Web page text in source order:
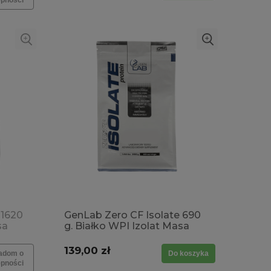
o
GenLab Zero CF Isolate 690
g. Białko WPI Izolat Masa
Regeneracja Budowanie
masy Trawienie Problemy
139,00 zł Do koszyka